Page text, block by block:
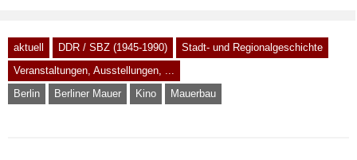
aktuell DDR / SBZ (1945-1990)
Stadt- und Regionalgeschichte
Veranstaltungen, Ausstellungen, ...
Berlin
Berliner Mauer Kino Mauerbau